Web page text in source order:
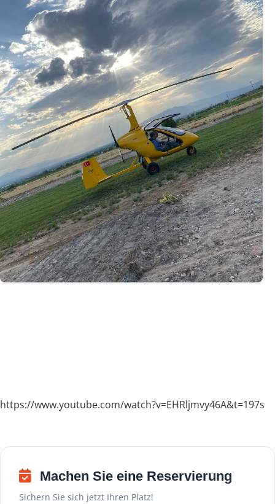
https://www.youtube.com/watch?v=EHRljmvy46A&t=197s
Machen Sie eine Reservierung
Sichern Sie sich jetzt Ihren Platz!